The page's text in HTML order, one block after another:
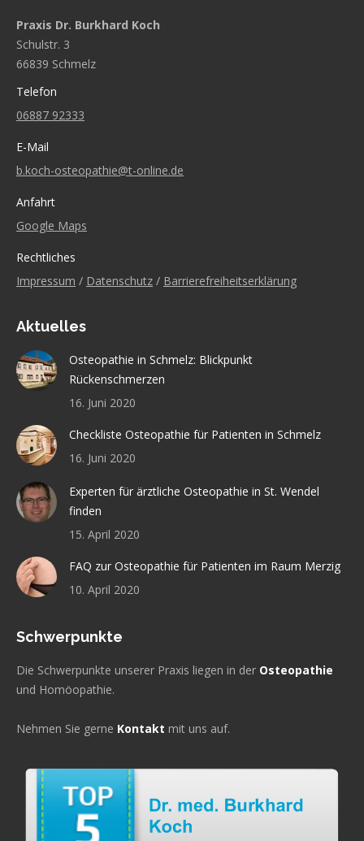
Praxis Dr. Burkhard Koch
Schulstr. 3
66839 Schmelz
Telefon
06887 92333
E-Mail
b.koch-osteopathie@t-online.de
Anfahrt
Google Maps
Rechtliches
Impressum / Datenschutz / Barrierefreiheitserklärung
Aktuelles
Osteopathie in Schmelz: Blickpunkt
Rückenschmerzen
16. Juni 2020
Checkliste Osteopathie für Patienten in Schmelz
16. Juni 2020
Experten für ärztliche Osteopathie in St. Wendel
finden
15. April 2020
FAQ zur Osteopathie für Patienten im Raum Merzig
10. April 2020
Schwerpunkte
Die Schwerpunkte unserer Praxis liegen in der Osteopathie
und Homöopathie.
Nehmen Sie gerne Kontakt mit uns auf.